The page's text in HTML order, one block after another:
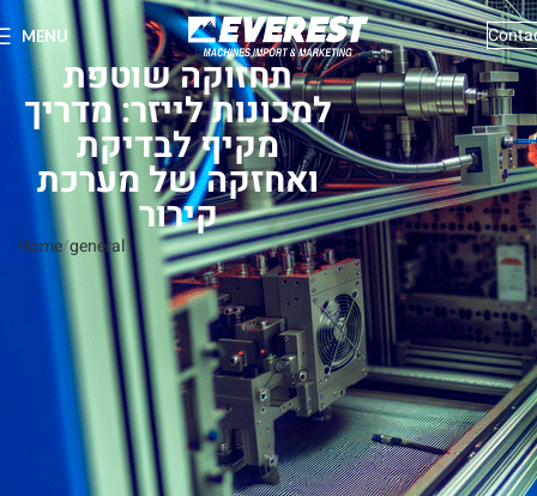
MENU
תחזוקה שוטפת
למכונות לייזר: מדריך
מקיף לבדיקת
ואחזקה של מערכת
קירור
Home general